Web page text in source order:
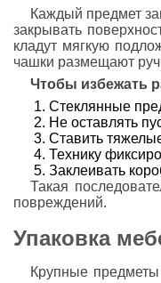
Каждый предмет
закрывать
кладут мягкую
чашки размещают
Чтобы избежать
Стеклянные
Не оставлять
Ставить
Технику
Заклеивать
Такая
повреждений.
Упаковка
Крупные